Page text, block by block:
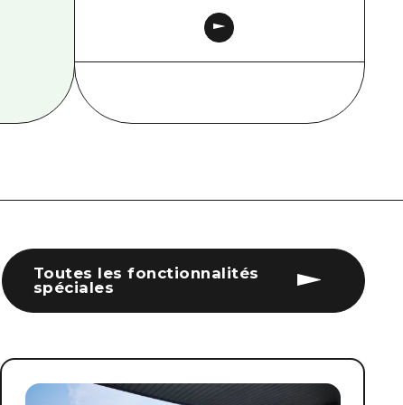
Toutes les fonctionnalités
spéciales